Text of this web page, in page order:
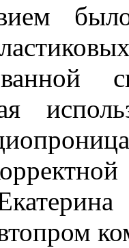
было